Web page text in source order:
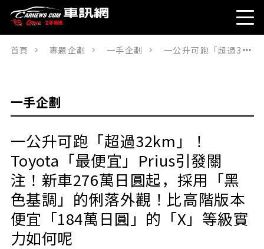
首頁 專題企劃 一手企劃 一公升可跑「超過32km」！Toyota「最便宜」Prius引發關注！新車276萬日圓起，採用「黑色基調」的俐落外觀！比高階版本便宜「184萬日圓」的「X」等級實力如何呢
一手企劃
一公升可跑「超過32km」！
Toyota「最便宜」Prius引發關
注！新車276萬日圓起，採用「黑
色基調」的俐落外觀！比高階版本
便宜「184萬日圓」的「X」等級實
力如何呢